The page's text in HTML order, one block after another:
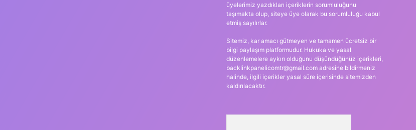
üyelerimiz yazdıkları içeriklerin sorumluluğunu
taşımakta olup, siteye üye olarak bu sorumluluğu kabul
etmiş sayılırlar.
Sitemiz, kar amacı gütmeyen ve tamamen ücretsiz bir
bilgi paylaşım platformudur. Hukuka ve yasal
düzenlemelere aykırı olduğunu düşündüğünüz içerikleri,
backlinkpanelicomtr@gmail.comadresine bildirmeniz
halinde, ilgili içerikler yasal süre içerisinde sitemizden
kaldırılacaktır.